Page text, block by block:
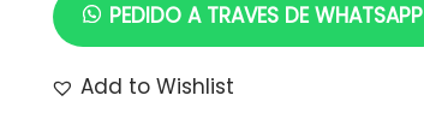
i
PEDIDO A TRAVES DE WHATSAPP
Add to Wishlist